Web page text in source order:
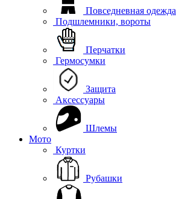
Повседневная одежда
Подшлемники, вороты
Перчатки
Гермосумки
Защита
Аксессуары
Шлемы
Мото
Куртки
Рубашки